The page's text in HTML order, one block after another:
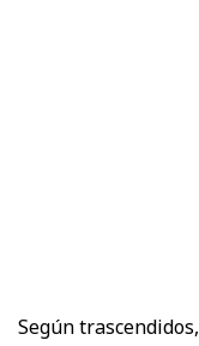
Según trascendidos,